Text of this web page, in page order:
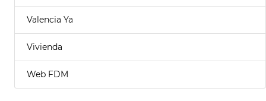
Valencia Ya
Vivienda
Web FDM